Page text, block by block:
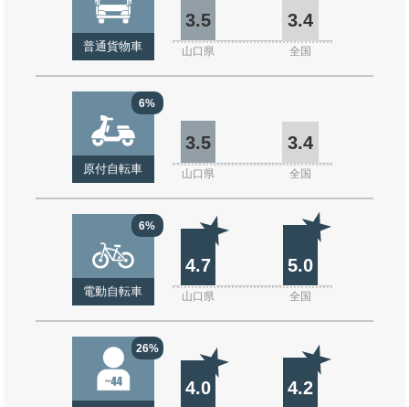
普通貨物車
3.5 3.4
山口県 全国
6%
原付自転車
3.5 3.4
山口県 全国
6%
電動自転車
4.7 5.0
山口県 全国
26%
4.0 4.2